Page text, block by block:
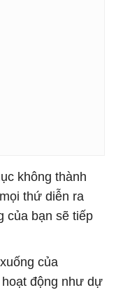
không thành
thứ diễn ra
của bạn sẽ tiếp
của
động như dự